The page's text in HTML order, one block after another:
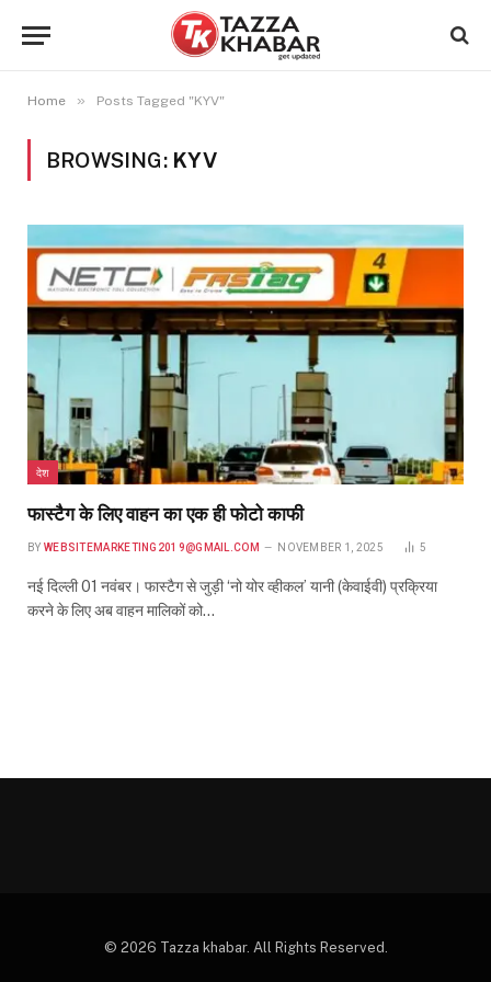
Home » Posts Tagged "KYV"
BROWSING: KYV
देश
फास्टैग के लिए वाहन का एक ही फोटो काफी
BY WEBSITEMARKETING2019@GMAIL.COM NOVEMBER 1, 2025 5
नई दिल्ली 01 नवंबर। फास्टैग से जुड़ी ‘नो योर व्हीकल’ यानी (केवाईवी) प्रक्रिया
करने के लिए अब वाहन मालिकों को…
© 2026 Tazza khabar. All Rights Reserved.